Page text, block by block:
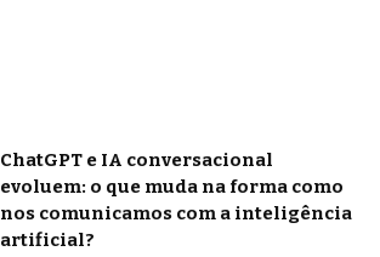
ChatGPT e IA conversacional
evoluem: o que muda na forma como
nos comunicamos com a inteligência
artificial?